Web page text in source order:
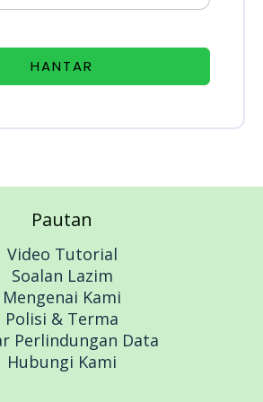
HANTAR
Pautan
Video Tutorial
Soalan Lazim
Mengenai Kami
Polisi & Terma
Perlindungan Data
Hubungi Kami